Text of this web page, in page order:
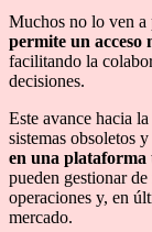
Muchos no lo ven a
permite un acceso
facilitando la
decisiones.
Este avance hacia
sistemas obsoletos
en una plataforma
pueden gestionar
operaciones y, en
mercado.